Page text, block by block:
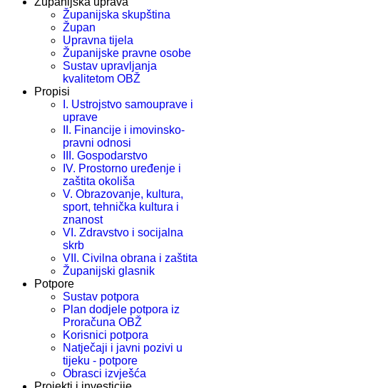
Županijska skupština
Župan
Upravna tijela
Županijske pravne osobe
Sustav upravljanja
kvalitetom OBŽ
Propisi
I. Ustrojstvo samouprave i
uprave
II. Financije i imovinsko-
pravni odnosi
III. Gospodarstvo
IV. Prostorno uređenje i
zaštita okoliša
V. Obrazovanje, kultura,
sport, tehnička kultura i
znanost
VI. Zdravstvo i socijalna
skrb
VII. Civilna obrana i zaštita
Županijski glasnik
Potpore
Sustav potpora
Plan dodjele potpora iz
Proračuna OBŽ
Korisnici potpora
Natječaji i javni pozivi u
tijeku - potpore
Obrasci izvješća